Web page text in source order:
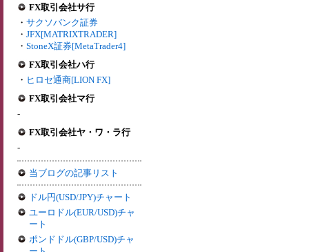
FX取引会社サ行
・ サクソバンク証券
・ JFX[MATRIXTRADER]
・ StoneX証券[MetaTrader4]
FX取引会社ハ行
・ ヒロセ通商[LION FX]
FX取引会社マ行
-
FX取引会社ヤ・ワ・ラ行
-
当ブログの記事リスト
ドル円(USD/JPY)チャート
ユーロドル(EUR/USD)チャ
ート
ポンドドル(GBP/USD)チャ